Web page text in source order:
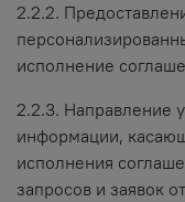
2.2.2.
исполнение
2.2.3. Направление
информации,
исполнения
запросов и заявок